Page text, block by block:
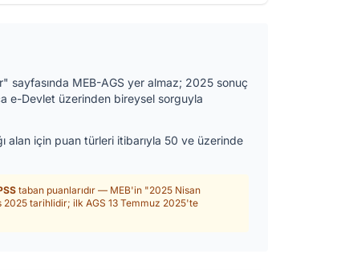
sayfasında MEB-AGS yer almaz; 2025 sonuç
e-Devlet üzerinden bireysel sorguyla
alan için puan türleri itibarıyla 50 ve üzerinde
taban puanlarıdır — MEB'in "2025 Nisan
2025 tarihlidir; ilk AGS 13 Temmuz 2025'te